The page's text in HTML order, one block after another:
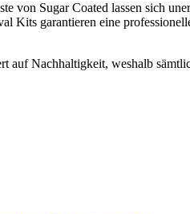
von Sugar Coated lassen sich
Kits garantieren eine
auf Nachhaltigkeit, weshalb